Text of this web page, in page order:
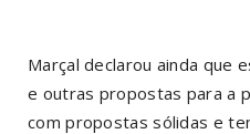
Marçal declarou ainda que
e outras propostas para a
com propostas sólidas e